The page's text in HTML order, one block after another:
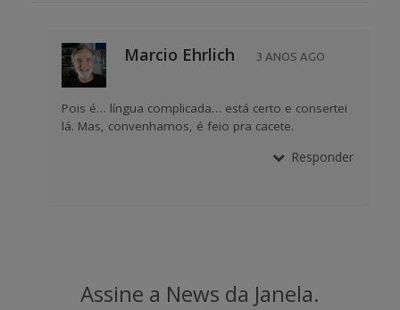
Marcio Ehrlich 3 ANOS AGO
Pois é… língua complicada… está certo e consertei
lá. Mas, convenhamos, é feio pra cacete.
Responder
Assine a News da Janela.